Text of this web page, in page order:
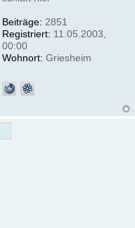
Beiträge: 2851
Registriert: 11.05.2003,
00:00
Wohnort: Griesheim